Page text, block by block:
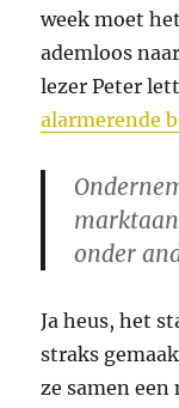
week moet
ademloos
lezer Peter
alarmerende
onder
Ja heus, het
straks
ze samen